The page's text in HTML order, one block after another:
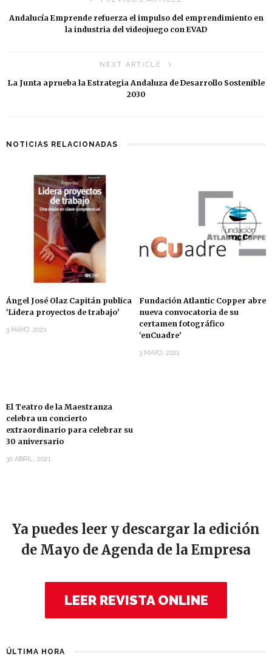
Andalucía Emprende refuerza el impulso del emprendimiento en
la industria del videojuego con EVAD
NEXT ARTICLE
La Junta aprueba la Estrategia Andaluza de Desarrollo Sostenible
2030
NOTICIAS RELACIONADAS
Ángel José Olaz Capitán publica
‘Lidera proyectos de trabajo’
3 MAYO, 2021
Fundación Atlantic Copper abre
nueva convocatoria de su
certamen fotográfico
‘enCuadre’
3 MAYO, 2021
El Teatro de la Maestranza
celebra un concierto
extraordinario para celebrar su
30 aniversario
30 ABRIL, 2021
Ya puedes leer y descargar la edición
de Mayo de Agenda de la Empresa
LEER REVISTA ONLINE
ÚLTIMA HORA